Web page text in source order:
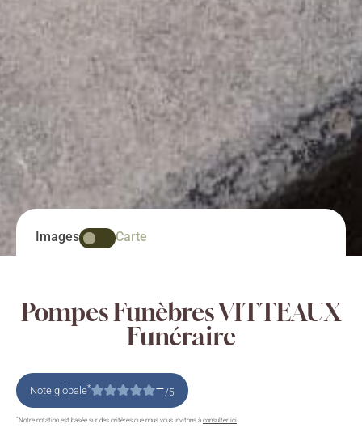
Images Carte
Pompes Funèbres VITTEAUX
Funéraire
Note globale* –/5
*Notre notation est basée sur des critères que nous vous invitons à consulter ici